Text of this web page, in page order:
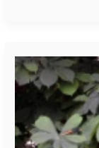
ideed,
kuidas
energiat
tööellu
tuua